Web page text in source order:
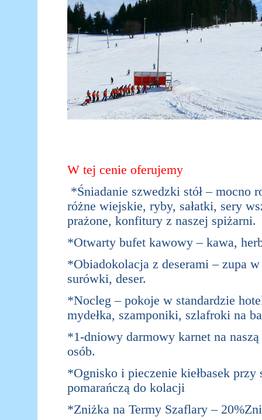
W tej cenie oferujemy
*Śniadanie szwedzki stół – mocno
różne wiejskie, ryby, sałatki, sery
prażone, konfitury z naszej spiżarni.
*Otwarty bufet kawowy – kawa,
*Obiadokolacja z deserami – zupa
surówki, deser.
*Nocleg – pokoje w standardzie
mydełka, szamponiki, szlafroki na
*1-dniowy darmowy karnet na
osób.
*Ognisko i pieczenie kiełbasek
pomarańczą do kolacji
*Zniżka na Termy Szaflary – 20%